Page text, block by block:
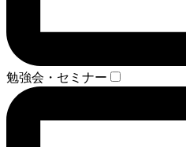
勉強会・セミナー